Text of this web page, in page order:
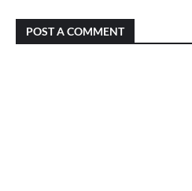
POST A COMMENT